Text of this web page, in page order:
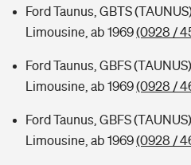
Ford Taunus, GBTS
Limousine, ab 1969(0928 /
Ford Taunus, GBFS
Limousine, ab 1969(0928 /
Ford Taunus, GBFS
Limousine, ab 1969(0928 /